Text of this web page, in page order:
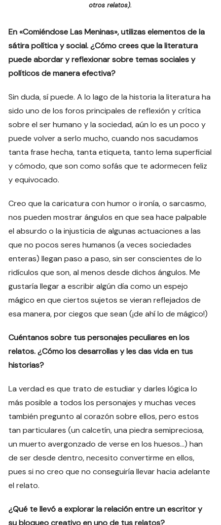
otros relatos).
En «Comiéndose Las Meninas», utilizas elementos de la
sátira política y social. ¿Cómo crees que la literatura
puede abordar y reflexionar sobre temas sociales y
políticos de manera efectiva?
Sin duda, sí puede. A lo lago de la historia la literatura ha
sido uno de los foros principales de reflexión y crítica
sobre el ser humano y la sociedad, aún lo es un poco y
puede volver a serlo mucho, cuando nos sacudamos
tanta frase hecha, tanta etiqueta, tanto lema superficial
y cómodo, que son como sofás que te adormecen feliz
y equivocado.
Creo que la caricatura con humor o ironía, o sarcasmo,
nos pueden mostrar ángulos en que sea hace palpable
el absurdo o la injusticia de algunas actuaciones a las
que no pocos seres humanos (a veces sociedades
enteras) llegan paso a paso, sin ser conscientes de lo
ridículos que son, al menos desde dichos ángulos. Me
gustaría llegar a escribir algún día como un espejo
mágico en que ciertos sujetos se vieran reflejados de
esa manera, por ciegos que sean (¡de ahí lo de mágico!)
Cuéntanos sobre tus personajes peculiares en los
relatos. ¿Cómo los desarrollas y les das vida en tus
historias?
La verdad es que trato de estudiar y darles lógica lo
más posible a todos los personajes y muchas veces
también pregunto al corazón sobre ellos, pero estos
tan particulares (un calcetín, una piedra semipreciosa,
un muerto avergonzado de verse en los huesos…) han
de ser desde dentro, necesito convertirme en ellos,
pues si no creo que no conseguiría llevar hacia adelante
el relato.
¿Qué te llevó a explorar la relación entre un escritor y
su bloqueo creativo en uno de tus relatos?